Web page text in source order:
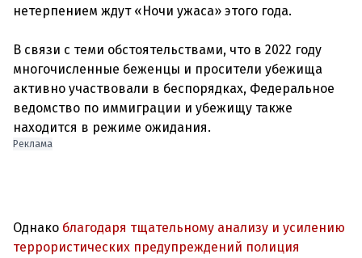
нетерпением ждут «Ночи ужаса» этого года.
В связи с теми обстоятельствами, что в 2022 году
многочисленные беженцы и просители убежища
активно участвовали в беспорядках, Федеральное
ведомство по иммиграции и убежищу также
Реклама
Однако благодаря тщательному анализу и усилению
террористических предупреждений полиция